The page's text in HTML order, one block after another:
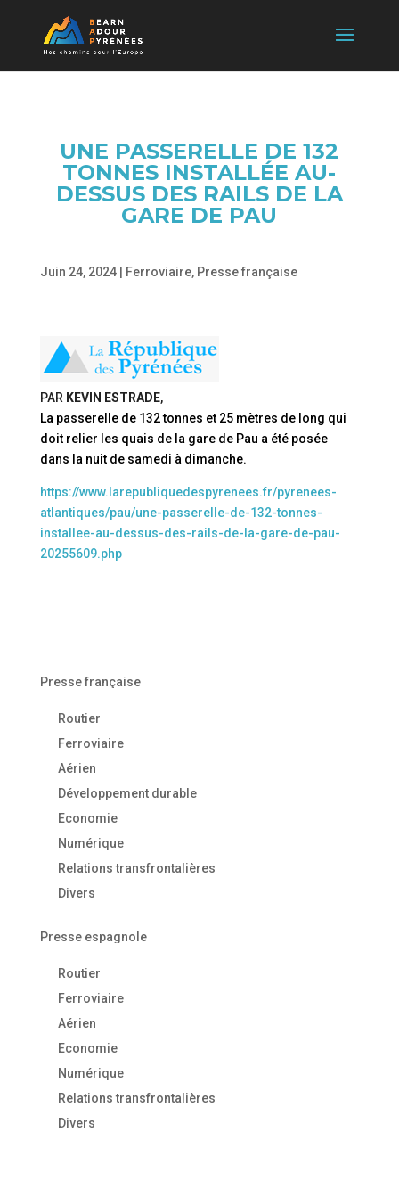
UNE PASSERELLE DE 132
TONNES INSTALLÉE AU-
DESSUS DES RAILS DE LA
GARE DE PAU
Juin 24, 2024| Ferroviaire, Presse française
PAR KEVIN ESTRADE,
La passerelle de 132 tonnes et 25 mètres de long qui
doit relier les quais de la gare de Pau a été posée
dans la nuit de samedi à dimanche.
https://www.larepubliquedespyrenees.fr/pyrenees-
atlantiques/pau/une-passerelle-de-132-tonnes-
installee-au-dessus-des-rails-de-la-gare-de-pau-
20255609.php
Presse française
Routier
Ferroviaire
Aérien
Développement durable
Economie
Numérique
Relations transfrontalières
Divers
Presse espagnole
Routier
Ferroviaire
Aérien
Economie
Numérique
Relations transfrontalières
Divers